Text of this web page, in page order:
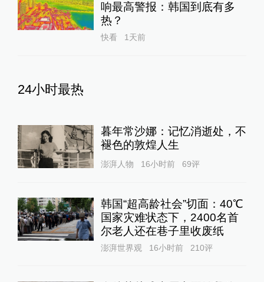
响最高警报：韩国到底有多
热？
快看 1天前
24小时最热
暮年常沙娜：记忆消逝处，不
褪色的敦煌人生
澎湃人物 16小时前 69评
韩国“超高龄社会”切面：40℃
国家灾难状态下，2400名首
尔老人还在巷子里收废纸
澎湃世界观 16小时前 210评